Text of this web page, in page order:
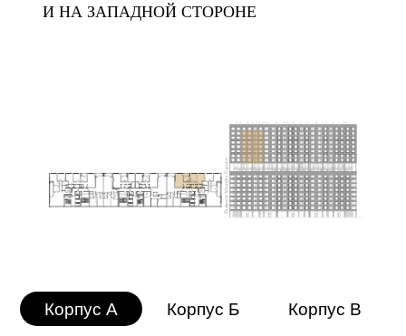
И НА ЗАПАДНОЙ СТОРОНЕ
Корпус A Корпус Б Корпус В